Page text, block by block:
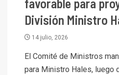
División Ministro
14 julio, 2026
El Comité de Ministros
para Ministro Hales, luego